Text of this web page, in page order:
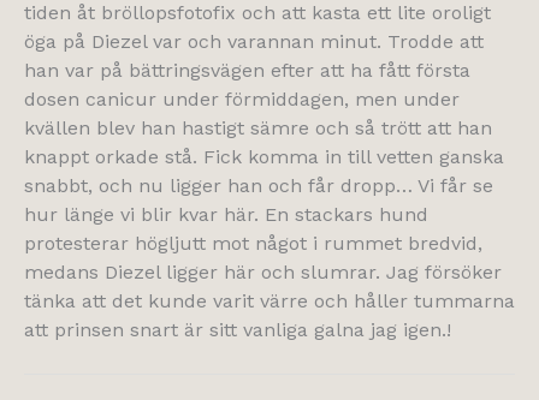
tiden åt bröllopsfotofix och att kasta ett lite oroligt
öga på Diezel var och varannan minut. Trodde att
han var på bättringsvägen efter att ha fått första
dosen canicur under förmiddagen, men under
kvällen blev han hastigt sämre och så trött att han
knappt orkade stå. Fick komma in till vetten ganska
snabbt, och nu ligger han och får dropp… Vi får se
hur länge vi blir kvar här. En stackars hund
protesterar högljutt mot något i rummet bredvid,
medans Diezel ligger här och slumrar. Jag försöker
tänka att det kunde varit värre och håller tummarna
att prinsen snart är sitt vanliga galna jag igen.!